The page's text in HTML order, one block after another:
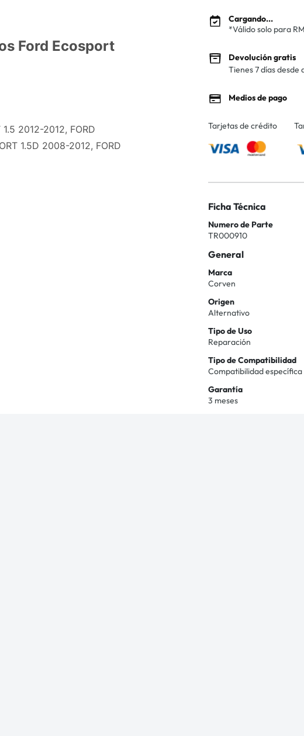
Ford Ecosport
2012-2012, FORD
1.5D 2008-2012, FORD
Cargando...
*Válido solo para RM
Devolución gratis
Tienes 7 días desde
Medios de pago
Tarjetas de crédito
Ficha Técnica
Numero de Parte
TR000910
General
Marca
Corven
Origen
Alternativo
Tipo de Uso
Reparación
Tipo de Compatibilidad
Compatibilidad específica
Garantía
3 meses